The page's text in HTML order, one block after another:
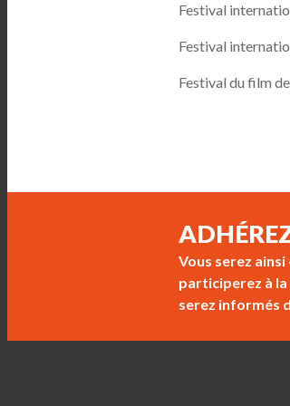
Festival
Festival
Festival du film
Vous serez
participerez à
serez informés